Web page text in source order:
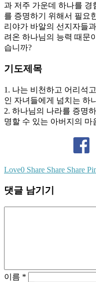
과 저주 가운데 하나를 경
를 증명하기 위해서 필요
리야가 바알의 선지자들
려온 하나님의 능력 때문
습니까?
기도제목
1. 나는 비천하고 어리석
인 자녀들에게 넘치는 하
2. 하나님의 나라를 증명
명할 수 있는 아버지의
Love0 Share Share Share
댓글 남기기
이름 *